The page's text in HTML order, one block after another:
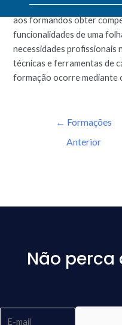
A formação de Excel –
aos formandos obter
funcionalidades de uma
necessidades profissionais
técnicas e ferramentas de
formação ocorre mediante
← Formações
Anterior
Não perca